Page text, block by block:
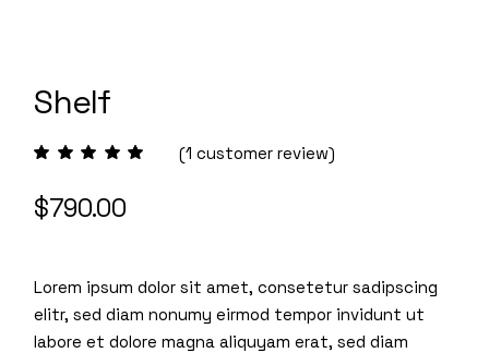
Shelf
(1 customer review)
$790.00
Lorem ipsum dolor sit amet, consetetur sadipscing
elitr, sed diam nonumy eirmod tempor invidunt ut
labore et dolore magna aliquyam erat, sed diam